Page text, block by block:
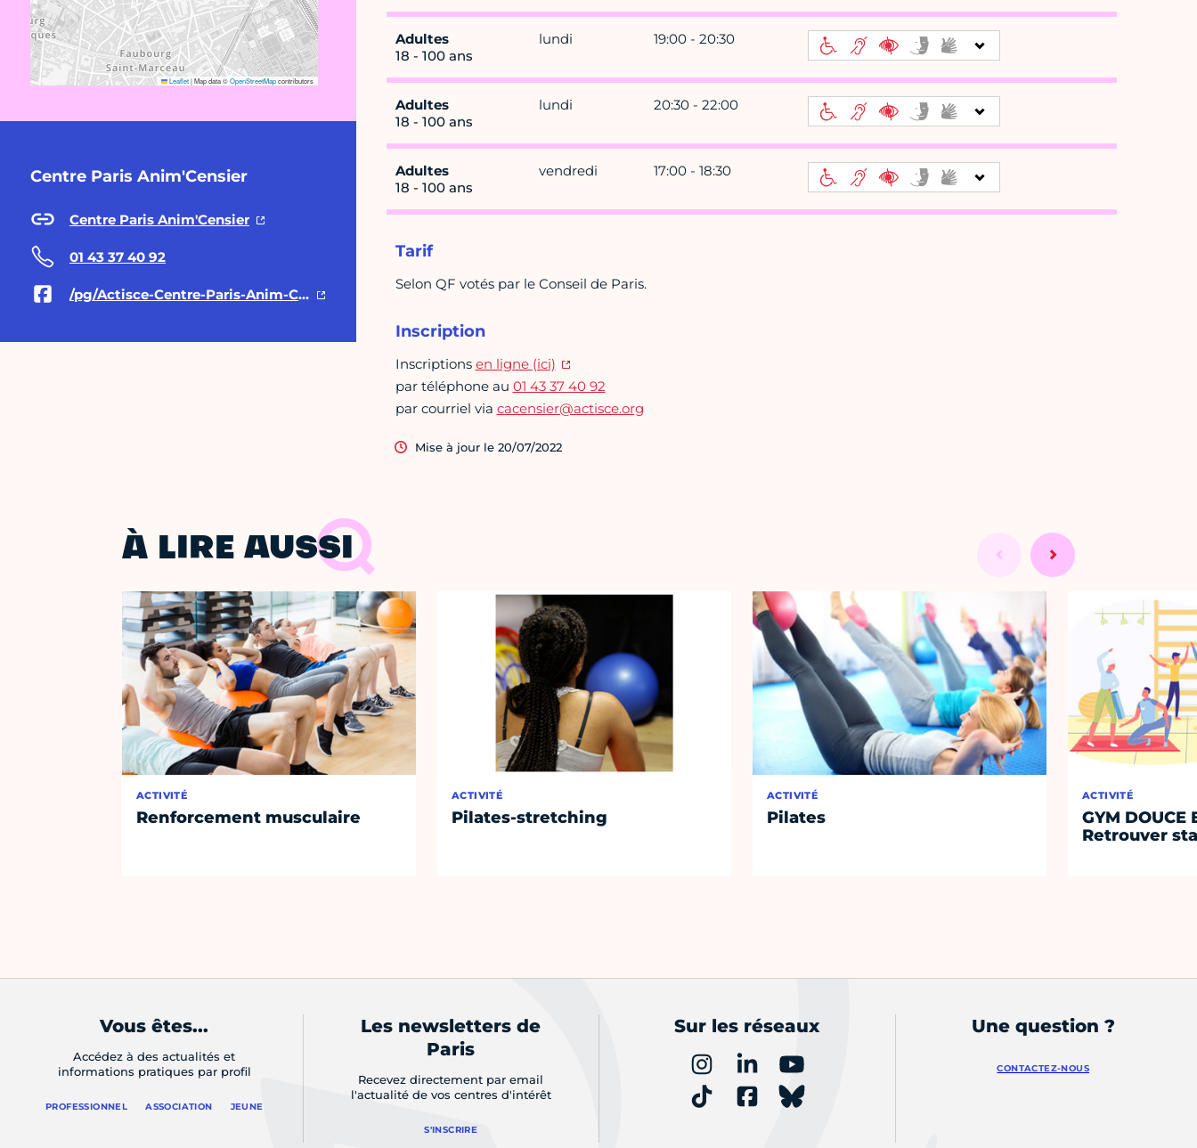
Leaflet|Map data ©OpenStreetMapcontributors
Centre Paris Anim'Censier
Centre Paris Anim'Censier
01 43 37 40 92
/pg/Actisce-Centre-Paris-Anim-Censier-182530205117234/posts/
Adultes
18 - 100 ans
lundi 19:00 - 20:30
Adultes
18 - 100 ans
lundi 20:30 - 22:00
Adultes
18 - 100 ans
vendredi 17:00 - 18:30
Tarif
Selon QF votés par le Conseil de Paris.
Inscription
Inscriptions en ligne (ici)
par téléphone au 01 43 37 40 92
par courriel via cacensier@actisce.org
Mise à jour le 20/07/2022
À LIRE AUSSI
ACTIVITÉ
Renforcement musculaire
ACTIVITÉ
Pilates-stretching
ACTIVITÉ
Pilates
ACTIVITÉ
GYM DOUCE
Retrouver
Vous êtes...
Accédez à des actualités et
informations pratiques par profil
PROFESSIONNEL ASSOCIATION JEUNE
Les newsletters de
Paris
Recevez directement par email
l'actualité de vos centres d'intérêt
S'INSCRIRE
Sur les réseaux Une question ?
CONTACTEZ-NOUS